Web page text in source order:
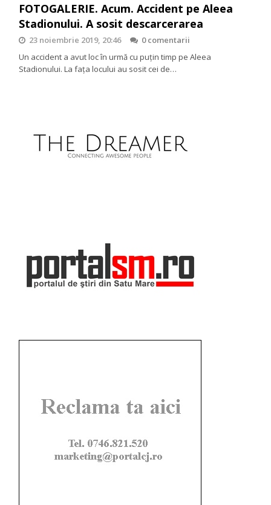
FOTOGALERIE. Acum. Accident pe Aleea
Stadionului. A sosit descarcerarea
23 noiembrie 2019, 20:46
0 comentarii
Un accident a avut loc în urmă cu puţin timp pe Aleea
Stadionului. La faţa locului au sosit cei de…